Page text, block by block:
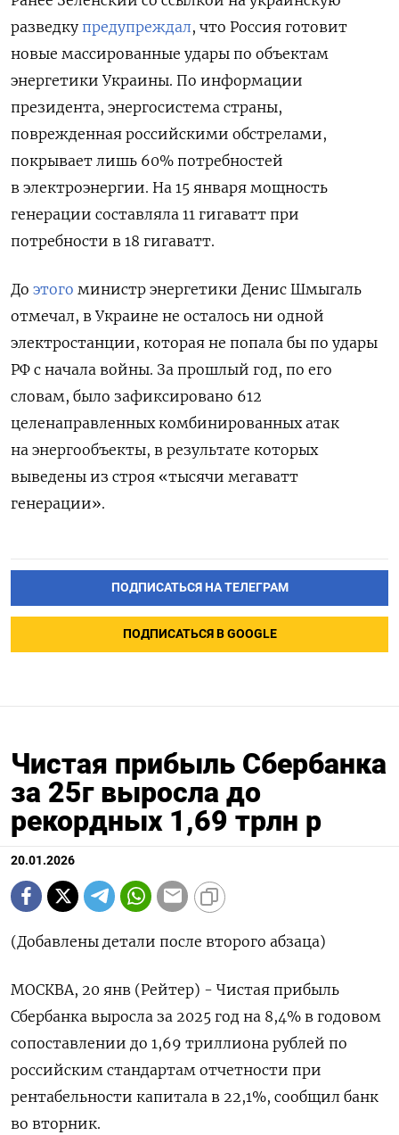
разведку предупреждал, что Россия готовит
новые массированные удары по объектам
энергетики Украины. По информации
президента, энергосистема страны,
поврежденная российскими обстрелами,
покрывает лишь 60% потребностей
в электроэнергии. На 15 января мощность
генерации составляла 11 гигаватт при
потребности в 18 гигаватт.
До этого министр энергетики Денис Шмыгаль
отмечал, в Украине не осталось ни одной
электростанции, которая не попала бы по удары
РФ с начала войны. За прошлый год, по его
словам, было зафиксировано 612
целенаправленных комбинированных атак
на энергообъекты, в результате которых
выведены из строя «тысячи мегаватт
генерации».
ПОДПИСАТЬСЯ НА ТЕЛЕГРАМ
ПОДПИСАТЬСЯ В GOOGLE
Чистая прибыль Сбербанка
за 25г выросла до
рекордных 1,69 трлн р
20.01.2026
(Добавлены детали после второго абзаца)
МОСКВА, 20 янв (Рейтер) - Чистая прибыль
Сбербанка выросла за 2025 год на 8,4% в годовом
сопоставлении до 1,69 триллиона рублей по
российским стандартам отчетности при
рентабельности капитала в 22,1%, сообщил банк
во вторник.